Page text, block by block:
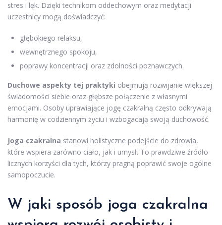
stres i lęk. Dzięki technikom oddechowym oraz medytacji
uczestnicy mogą doświadczyć:
głębokiego relaksu,
wewnętrznego spokoju,
poprawy koncentracji oraz zdolności poznawczych.
Duchowe aspekty tej praktyki obejmują rozwijanie większej
świadomości siebie oraz głębsze połączenie z własnymi
emocjami. Osoby uprawiające jogę czakralną często odkrywają
harmonię w codziennym życiu i wzbogacają swoją duchowość.
Joga czakralna stanowi holistyczne podejście do zdrowia,
które wspiera zarówno ciało, jak i umysł. To prawdziwe źródło
licznych korzyści dla tych, którzy pragną poprawić swoje ogólne
samopoczucie.
W jaki sposób joga czakralna